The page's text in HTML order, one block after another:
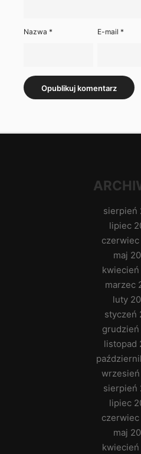
Nazwa * E-mail*
sierpień
lipiec
maj
marzec
luty
styczeń
grudzień
listopad
sierpień
lipiec
czerwiec
maj
kwiecień